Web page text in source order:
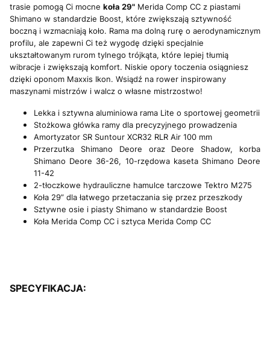
trasie pomogą Ci mocne koła 29" Merida Comp CC z piastami
Shimano w standardzie Boost, które zwiększają sztywność
boczną i wzmacniają koło. Rama ma dolną rurę o aerodynamicznym
profilu, ale zapewni Ci też wygodę dzięki specjalnie
ukształtowanym rurom tylnego trójkąta, które lepiej tłumią
wibracje i zwiększają komfort. Niskie opory toczenia osiągniesz
dzięki oponom Maxxis Ikon. Wsiądź na rower inspirowany
maszynami mistrzów i walcz o własne mistrzostwo!
Lekka i sztywna aluminiowa rama Lite o sportowej geometrii
Stożkowa główka ramy dla precyzyjnego prowadzenia
Amortyzator SR Suntour XCR32 RLR Air 100 mm
Przerzutka Shimano Deore oraz Deore Shadow, korba
Shimano Deore 36-26, 10-rzędowa kaseta Shimano Deore
11-42
2-tłoczkowe hydrauliczne hamulce tarczowe Tektro M275
Koła 29” dla łatwego przetaczania się przez przeszkody
Sztywne osie i piasty Shimano w standardzie Boost
Koła Merida Comp CC i sztyca Merida Comp CC
SPECYFIKACJA: